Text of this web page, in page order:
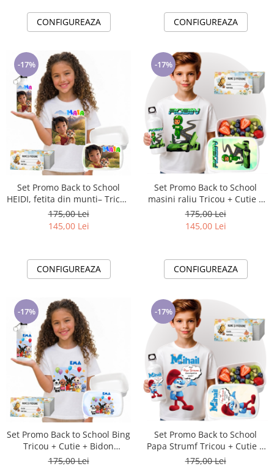
CONFIGUREAZA CONFIGUREAZA
-17%
Set Promo Back to School
HEIDI, fetita din munti– Tricou
+ Cutie + Bidon Personalizat
pentru copilul tău
175,00 Lei
145,00 Lei
CONFIGUREAZA
-17%
Set Promo Back to School
masini raliu Tricou + Cutie +
Bidon Personalizat pentru
copilul tău
175,00 Lei
145,00 Lei
CONFIGUREAZA
-17%
Set Promo Back to School Bing
Tricou + Cutie + Bidon
Personalizat pentru copilul
175,00 Lei
-17%
Set Promo Back to School
Papa Strumf Tricou + Cutie +
Bidon Personalizat pentru
175,00 Lei